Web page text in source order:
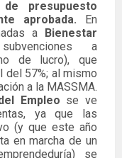
presupuesto
aprobada. En
a Bienestar
a
de lucro), que
del 57%; al mismo
a la MASSMA.
Empleo se ve
ya que las
(y que este año
en marcha de un
se